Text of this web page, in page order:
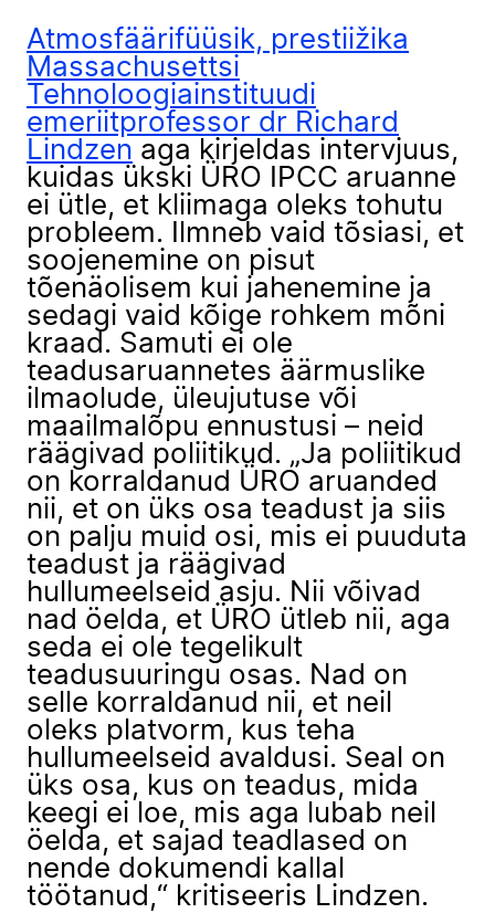
Atmosfäärifüüsik, prestiižika
Massachusettsi
Tehnoloogiainstituudi
emeriitprofessor dr Richard
Lindzen aga kirjeldas intervjuus,
kuidas ükski ÜRO IPCC aruanne
ei ütle, et kliimaga oleks tohutu
probleem. Ilmneb vaid tõsiasi, et
soojenemine on pisut
tõenäolisem kui jahenemine ja
sedagi vaid kõige rohkem mõni
kraad. Samuti ei ole
teadusaruannetes äärmuslike
ilmaolude, üleujutuse või
maailmalõpu ennustusi – neid
räägivad poliitikud. „Ja poliitikud
on korraldanud ÜRO aruanded
nii, et on üks osa teadust ja siis
on palju muid osi, mis ei puuduta
teadust ja räägivad
hullumeelseid asju. Nii võivad
nad öelda, et ÜRO ütleb nii, aga
seda ei ole tegelikult
teadusuuringu osas. Nad on
selle korraldanud nii, et neil
oleks platvorm, kus teha
hullumeelseid avaldusi. Seal on
üks osa, kus on teadus, mida
keegi ei loe, mis aga lubab neil
öelda, et sajad teadlased on
nende dokumendi kallal
töötanud,“ kritiseeris Lindzen.